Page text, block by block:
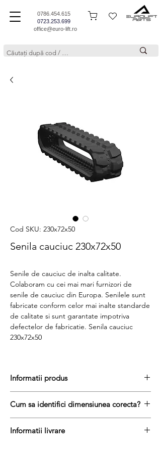
0786.454.615
0723.253.699
office@euro-lift.ro
Cod SKU: 230x72x50
Senila cauciuc 230x72x50
Senile de cauciuc de inalta calitate.
Colaboram cu cei mai mari furnizori de
senile de cauciuc din Europa. Senilele sunt
fabricate conform celor mai inalte standarde
de calitate si sunt garantate impotriva
defectelor de fabricatie. Senila cauciuc
230x72x50
Informatii produs
livrare
Disponibilitate : stoc
Produs aftermarket
Cum sa identifici dimensiunea corecta?
cauciuc, urmati acesti trei pasi simpli:
Informatii livrare